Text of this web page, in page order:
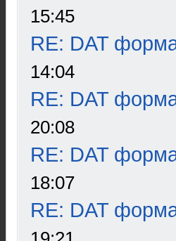
15:45
RE: DAT
14:04
RE: DAT
20:08
RE: DAT
18:07
RE: DAT